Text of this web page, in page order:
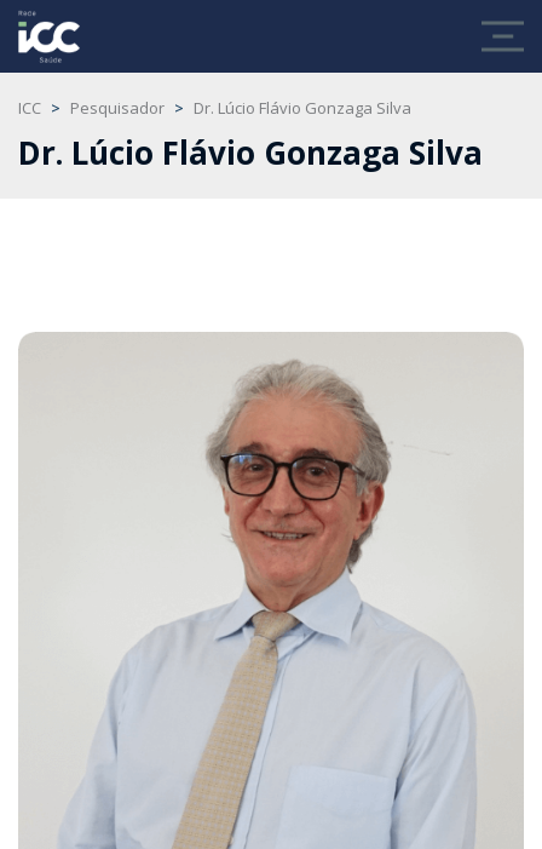
ICC > Pesquisador > Dr. Lúcio Flávio Gonzaga Silva
Dr. Lúcio Flávio Gonzaga Silva